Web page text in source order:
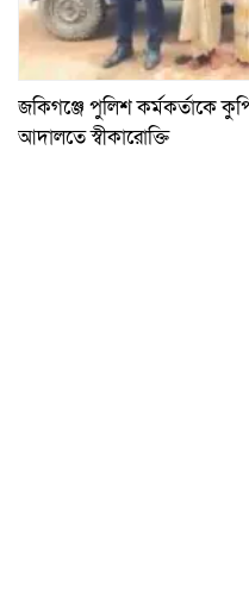
জকিগঞ্জে পুলিশ কর্মকর্তাকে
আদালতে স্বীকারোক্তি